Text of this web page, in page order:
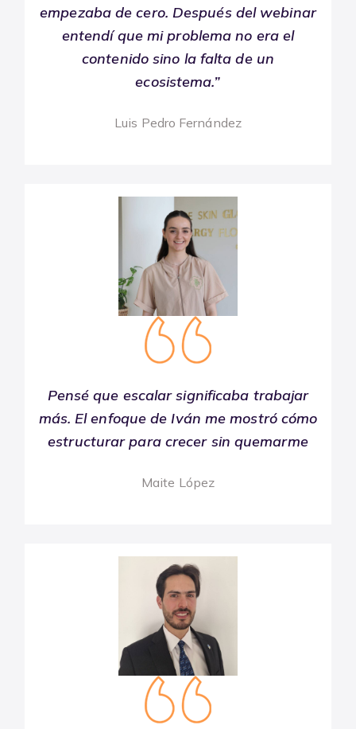
empezaba de cero. Después del webinar
entendí que mi problema no era el
contenido sino la falta de un
ecosistema.”
Luis Pedro Fernández
Pensé que escalar significaba trabajar
más. El enfoque de Iván me mostró cómo
estructurar para crecer sin quemarme
Maite López